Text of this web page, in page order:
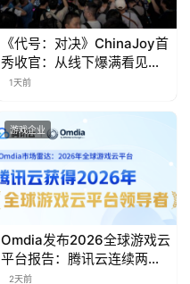
《代号：对决》ChinaJoy首
秀收官：从线下爆满看见玩
家的真实期待
1天前
游戏企业
Omdia发布2026全球游戏云
平台报告：腾讯云连续两年
入选“领导者”象限
2天前